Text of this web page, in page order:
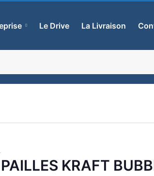
Le Drive La Livraison
PAILLES KRAFT